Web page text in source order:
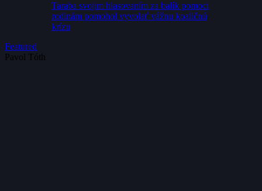
Taraba svojim hlasovaním za balík pomoci
rodinám pomohol vyvolať vážnu koaličnú
krízu
Featured
Pavol Tóth